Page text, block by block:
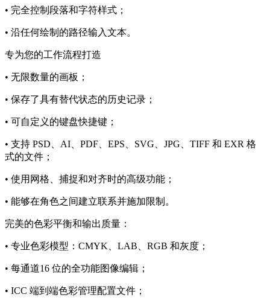
• 完全控制段落和字符样式；
• 沿任何绘制的路径输入文本。
专为您的工作流程打造
• 无限数量的画板；
• 保存了具有替代状态​​的历史记录；
• 可自定义的键盘快捷键；
• 支持 PSD、AI、PDF、EPS、SVG、JPG、TIFF 和 EXR 格
式的文件；
• 使用网格、捕捉和对齐时的高级功能；
• 能够在角色之间建立联系并施加限制。
完美的色彩平衡和输出质量：
• 专业色彩模型：CMYK、LAB、RGB 和灰度；
• 每通道16 位的全功能图像编辑；
• ICC 端到端色彩管理配置文件；